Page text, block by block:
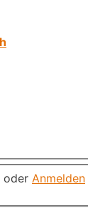
oder Anmelden